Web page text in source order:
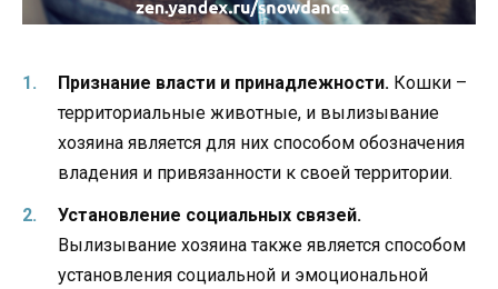
Признание власти и принадлежности. Кошки –
территориальные животные, и вылизывание
хозяина является для них способом обозначения
владения и привязанности к своей территории.
Установление социальных связей.
Вылизывание хозяина также является способом
установления социальной и эмоциональной